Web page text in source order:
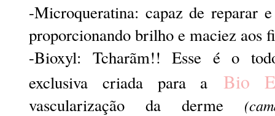
-Microqueratina: capaz de reparar
proporcionando brilho e maciez aos
-Bioxyl: Tcharãm!! Esse é o
exclusiva criada para a Bio
vascularização da derme